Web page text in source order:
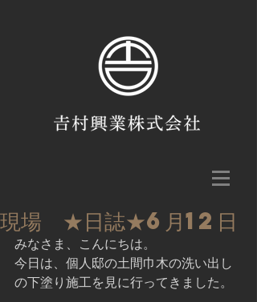
現場 ★日誌★6月12日
みなさま、こんにちは。
今日は、個人邸の土間巾木の洗い出し
の下塗り施工を見に行ってきました。